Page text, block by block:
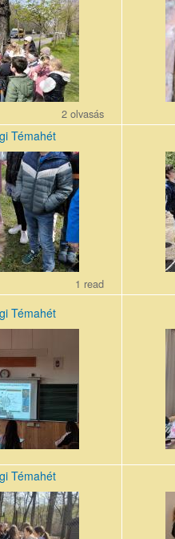
2 olvasás
Témahét
1 read
Témahét
Témahét